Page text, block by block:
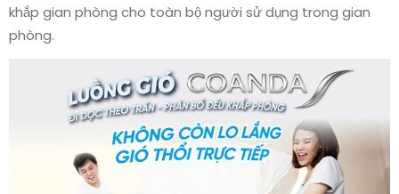
khắp gian phòng cho toàn bộ người sử dụng trong gian
phòng.